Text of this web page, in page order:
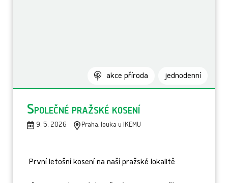
akce příroda jednodenní
Společné pražské kosení
9. 5. 2026 Praha, louka u IKEMU
První letošní kosení na naší pražské lokalitě